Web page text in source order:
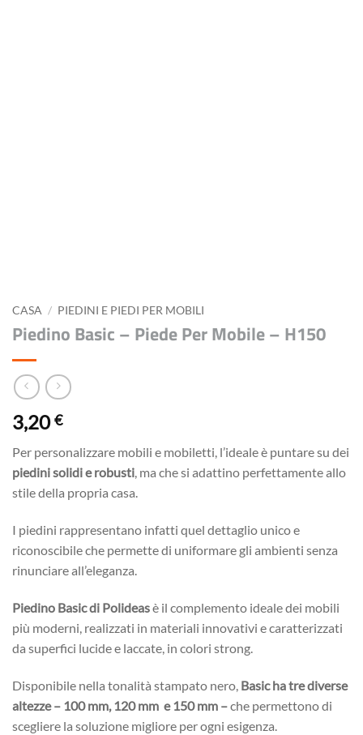
CASA / PIEDINI E PIEDI PER MOBILI
Piedino Basic – Piede Per Mobile – H150
3,20€
Per personalizzare mobili e mobiletti, l’ideale è puntare su dei
piedini solidi e robusti, ma che si adattino perfettamente allo
stile della propria casa.
I piedini rappresentano infatti quel dettaglio unico e
riconoscibile che permette di uniformare gli ambienti senza
rinunciare all’eleganza.
Piedino Basic di Polideasè il complemento ideale dei mobili
più moderni, realizzati in materiali innovativi e caratterizzati
da superfici lucide e laccate, in colori strong.
Disponibile nella tonalità stampato nero, Basic ha tre diverse
altezze – 100 mm, 120 mm e 150 mm –che permettono di
scegliere la soluzione migliore per ogni esigenza.